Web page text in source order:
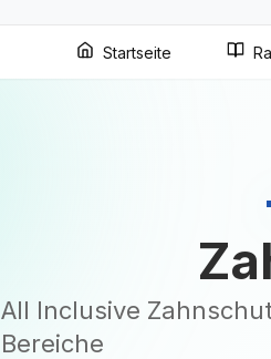
Startseite
All Inclusive
Bereiche